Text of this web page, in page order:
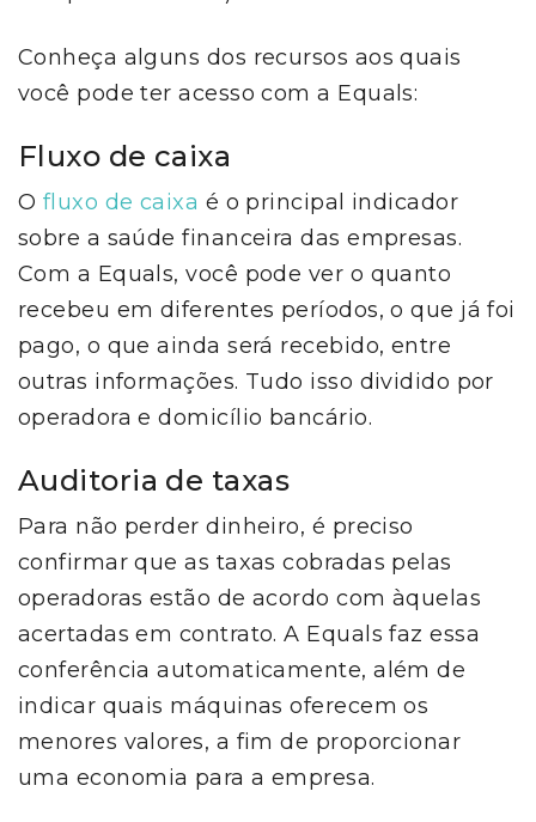
Conheça alguns dos recursos aos quais
você pode ter acesso com a Equals:
Fluxo de caixa
O fluxo de caixa é o principal indicador
sobre a saúde financeira das empresas.
Com a Equals, você pode ver o quanto
recebeu em diferentes períodos, o que já foi
pago, o que ainda será recebido, entre
outras informações. Tudo isso dividido por
operadora e domicílio bancário.
Auditoria de taxas
Para não perder dinheiro, é preciso
confirmar que as taxas cobradas pelas
operadoras estão de acordo com àquelas
acertadas em contrato. A Equals faz essa
conferência automaticamente, além de
indicar quais máquinas oferecem os
menores valores, a fim de proporcionar
uma economia para a empresa.